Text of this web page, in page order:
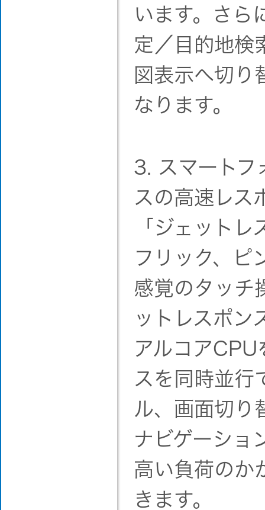
います。さら
定／目的地検
図表示へ切り
なります。
3. スマートフ
スの高速レス
「ジェット
フリック、ピ
感覚のタッチ
ットレスポ
アルコアCPU
スを同時並行
ル、画面切り
ナビゲーショ
高い負荷のか
きます。